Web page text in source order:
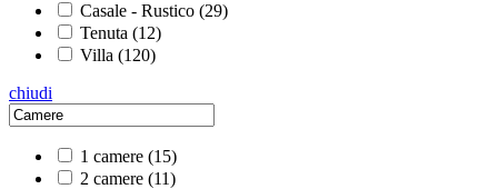
Casale - Rustico (29)
Tenuta (12)
Villa (120)
chiudi
1 camere (15)
2 camere (11)